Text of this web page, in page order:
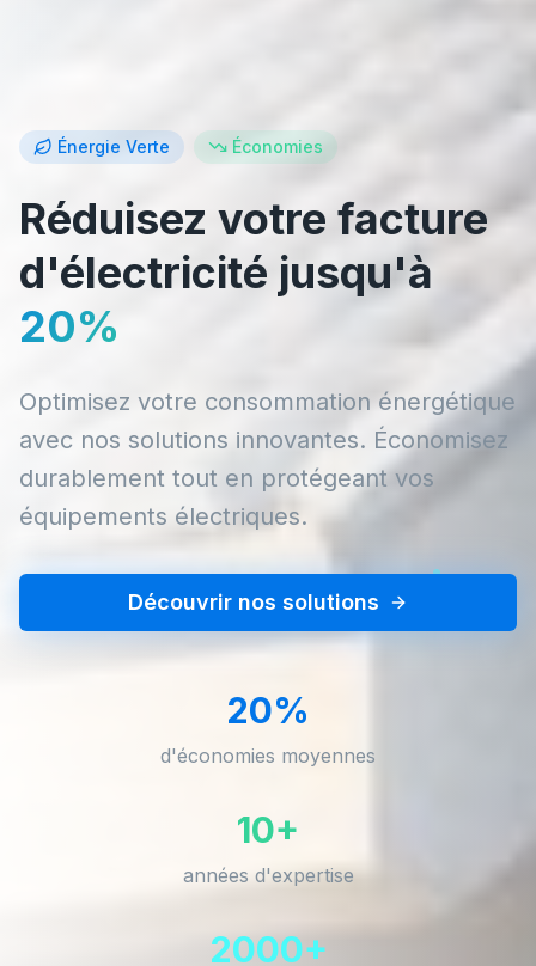
Énergie Verte Économies
Réduisez votre facture
d'électricité jusqu'à
20%
Optimisez votre consommation énergétique
avec nos solutions innovantes. Économisez
durablement tout en protégeant vos
équipements électriques.
Découvrir nos solutions
20%
d'économies moyennes
10+
années d'expertise
2000+